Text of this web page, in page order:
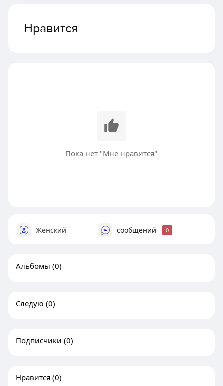
Нравится
Пока нет "Мне нравится"
Женский сообщений 0
Альбомы (0)
Следую (0)
Подписчики (0)
Нравится (0)